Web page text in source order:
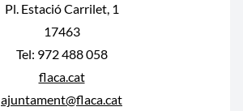
Pl. Estació Carrilet, 1
17463
Tel: 972 488 058
flaca.cat
ajuntament@flaca.cat